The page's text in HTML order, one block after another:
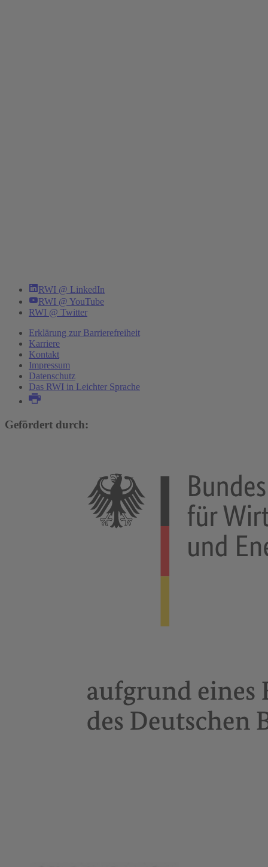
RWI @ LinkedIn
RWI @ YouTube
RWI @ Twitter
Erklärung zur Barrierefreiheit
Karriere
Kontakt
Impressum
Datenschutz
Das RWI in Leichter Sprache
Gefördert durch: